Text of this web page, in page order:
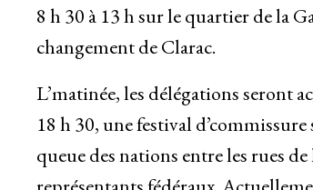
8 h 30 à 13 h sur le quartier de la
changement de Clarac.
L’matinée, les délégations seront
18 h 30, une festival
queue des nations entre les rues